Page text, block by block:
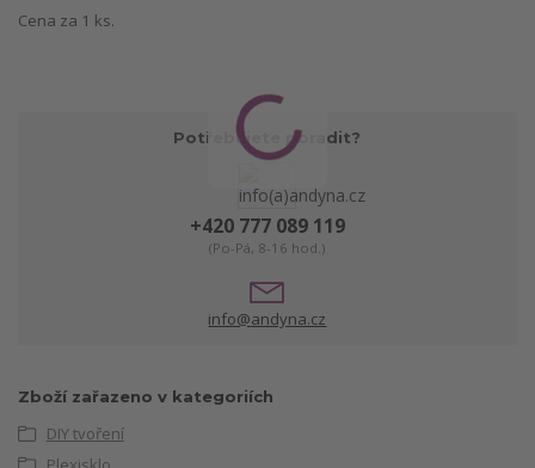
Cena za 1 ks.
Potřebujete poradit?
+420 777 089 119
(Po-Pá, 8-16 hod.)
info@andyna.cz
Zboží zařazeno v kategoriích
DIY tvoření